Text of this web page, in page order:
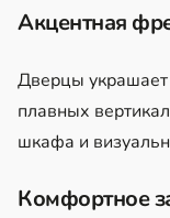
Акцентная
Дверцы украшает
плавных
шкафа и
Комфортное